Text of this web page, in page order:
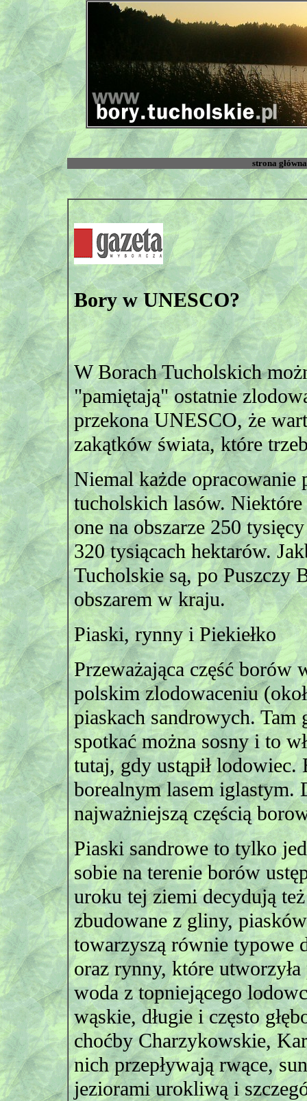
strona główna
Bory w UNESCO?
W Borach Tucholskich
"pamiętają" ostatnie
przekona UNESCO, że
zakątków świata, które
Niemal każde opracowanie
tucholskich lasów. Niektóre
one na obszarze 250
320 tysiącach hektarów.
Tucholskie są, po Puszczy
obszarem w kraju.
Piaski, rynny i Piekiełko
Przeważająca część borów
polskim zlodowaceniu
piaskach sandrowych. Tam
spotkać można sosny i to
tutaj, gdy ustąpił
borealnym lasem iglastym.
najważniejszą częścią
Piaski sandrowe to tylko
sobie na terenie borów
uroku tej ziemi decydują
zbudowane z gliny,
towarzyszą równie typowe
oraz rynny, które
woda z topniejącego
wąskie, długie i często
choćby Charzykowskie,
nich przepływają rwące,
jeziorami urokliwą i